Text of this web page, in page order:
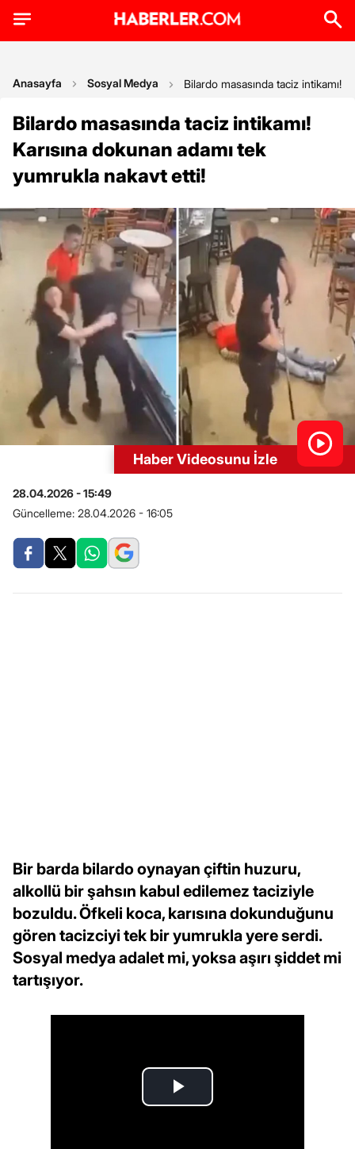
Anasayfa Sosyal Medya Bilardo masasında taciz intikamı!
Bilardo masasında taciz intikamı!
Karısına dokunan adamı tek
yumrukla nakavt etti!
Haber Videosunu İzle
28.04.2026 - 15:49
Güncelleme: 28.04.2026 - 16:05
Bir barda bilardo oynayan çiftin huzuru,
alkollü bir şahsın kabul edilemez taciziyle
bozuldu. Öfkeli koca, karısına dokunduğunu
gören tacizciyi tek bir yumrukla yere serdi.
Sosyal medya adalet mi, yoksa aşırı şiddet mi
tartışıyor.